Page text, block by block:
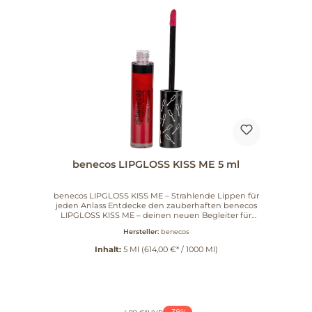
benecos LIPGLOSS KISS ME 5 ml
benecos LIPGLOSS KISS ME – Strahlende Lippen für
jeden Anlass Entdecke den zauberhaften benecos
LIPGLOSS KISS ME – deinen neuen Begleiter für
Lipgloss verleiht deinen Lippen nicht nur einen
funkelnden Glanz, sondern sorgt auch für ein
angenehmes Tragegefühl, ganz ohne klebrige
Hersteller: benecos
Inhalt: 5 Ml (614,00 €* / 1000 Ml)